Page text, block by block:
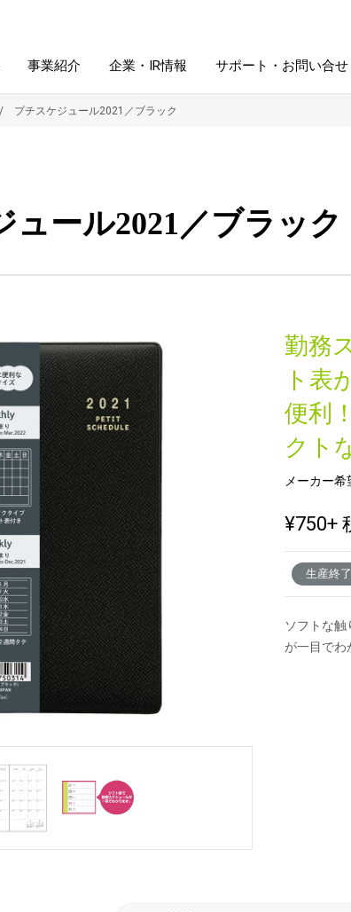
ファイル・
ホルダー用品
デジタル文具
新製品一覧
学校ソリューション
事業紹介 企業・IR情報
沿革
サポート・お問い合せ
プチスケジュール2021／ブラック
ュール2021／ブラック
勤務
ト表
便利
クト
メーカー
¥750+
生産終
ソフトな
が一目でわ